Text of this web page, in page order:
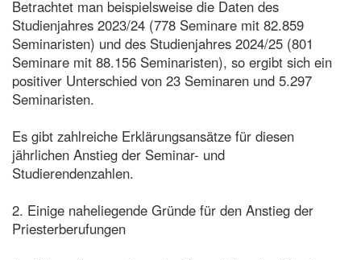
Betrachtet man beispielsweise die Daten des
Studienjahres 2023/24 (778 Seminare mit 82.859
Seminaristen) und des Studienjahres 2024/25 (801
Seminare mit 88.156 Seminaristen), so ergibt sich ein
positiver Unterschied von 23 Seminaren und 5.297
Seminaristen.
Es gibt zahlreiche Erklärungsansätze für diesen
jährlichen Anstieg der Seminar- und
Studierendenzahlen.
2. Einige naheliegende Gründe für den Anstieg der
Priesterberufungen